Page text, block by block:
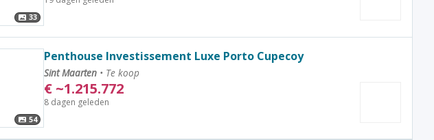
33
54
Penthouse Investissement Luxe Porto Cupecoy
Sint Maarten • Te koop
€ ~1.215.772
8 dagen geleden